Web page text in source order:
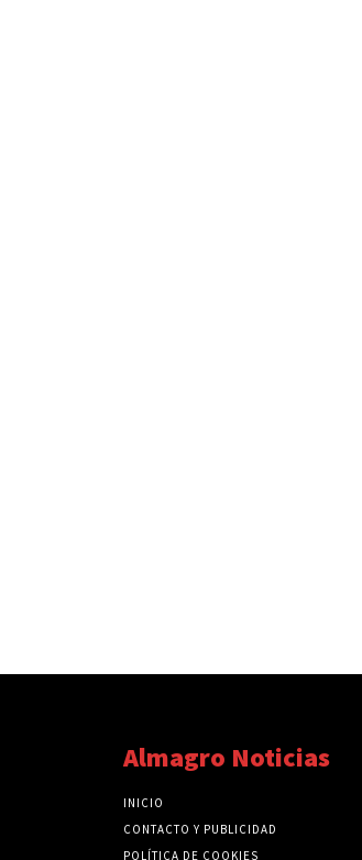
Almagro Noticias
INICIO
CONTACTO Y PUBLICIDAD
POLÍTICA DE COOKIES